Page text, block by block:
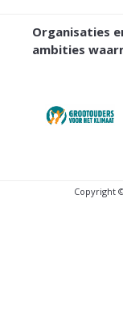
Organisaties
ambities
Copyright